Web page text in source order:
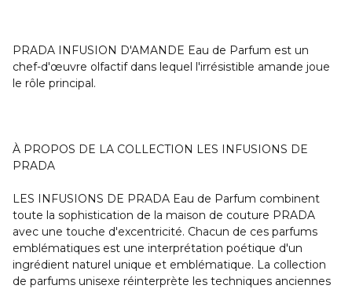
PRADA INFUSION D'AMANDE Eau de Parfum est un
chef-d'œuvre olfactif dans lequel l'irrésistible amande joue
le rôle principal.
À PROPOS DE LA COLLECTION LES INFUSIONS DE
PRADA
LES INFUSIONS DE PRADA Eau de Parfum combinent
toute la sophistication de la maison de couture PRADA
avec une touche d'excentricité. Chacun de ces parfums
emblématiques est une interprétation poétique d'un
ingrédient naturel unique et emblématique. La collection
de parfums unisexe réinterprète les techniques anciennes